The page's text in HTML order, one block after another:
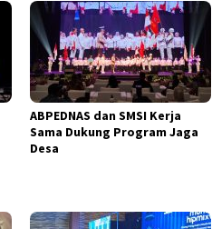
ABPEDNAS dan SMSI Kerja
Sama Dukung Program Jaga
Desa